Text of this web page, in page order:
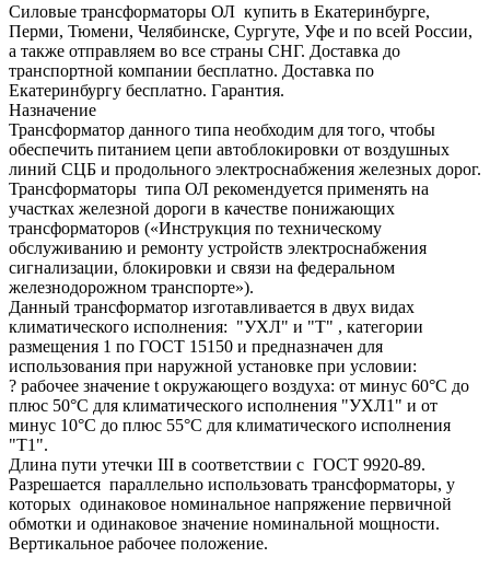
Силовые трансформаторы ОЛ купить в Екатеринбурге,
Перми, Тюмени, Челябинске, Сургуте, Уфе и по всей России,
а также отправляем во все страны СНГ. Доставка до
транспортной компании бесплатно. Доставка по
Екатеринбургу бесплатно. Гарантия.
Назначение
Трансформатор данного типа необходим для того, чтобы
обеспечить питанием цепи автоблокировки от воздушных
линий СЦБ и продольного электроснабжения железных дорог.
Трансформаторы типа ОЛ рекомендуется применять на
участках железной дороги в качестве понижающих
трансформаторов («Инструкция по техническому
обслуживанию и ремонту устройств электроснабжения
сигнализации, блокировки и связи на федеральном
железнодорожном транспорте»).
Данный трансформатор изготавливается в двух видах
климатического исполнения: "УХЛ" и "Т" , категории
размещения 1 по ГОСТ 15150 и предназначен для
использования при наружной установке при условии:
? рабочее значение t окружающего воздуха: от минус 60°С до
плюс 50°С для климатического исполнения "УХЛ1" и от
минус 10°С до плюс 55°С для климатического исполнения
"Т1".
Длина пути утечки III в соответствии с ГОСТ 9920-89.
Разрешается параллельно использовать трансформаторы, у
которых одинаковое номинальное напряжение первичной
обмотки и одинаковое значение номинальной мощности.
Вертикальное рабочее положение.